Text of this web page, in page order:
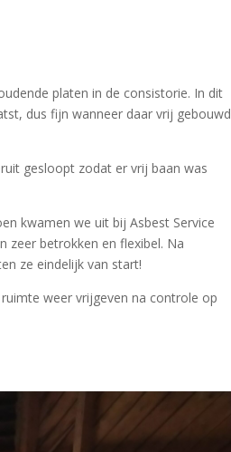
platen in de consistorie. In dit
dus fijn wanneer daar vrij gebouwd
gesloopt zodat er vrij baan was
kwamen we uit bij Asbest Service
zeer betrokken en flexibel. Na
ze eindelijk van start!
weer vrijgeven na controle op